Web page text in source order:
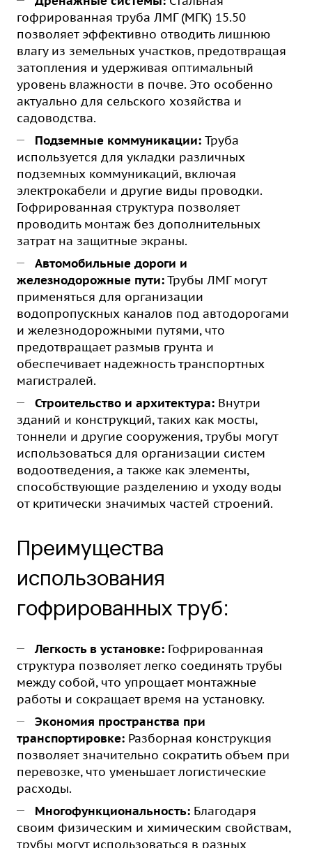
гофрированная труба ЛМГ (МГК) 15.50
позволяет эффективно отводить лишнюю
влагу из земельных участков, предотвращая
затопления и удерживая оптимальный
уровень влажности в почве. Это особенно
актуально для сельского хозяйства и
садоводства.
Подземные коммуникации: Труба
используется для укладки различных
подземных коммуникаций, включая
электрокабели и другие виды проводки.
Гофрированная структура позволяет
проводить монтаж без дополнительных
затрат на защитные экраны.
Автомобильные дороги и
железнодорожные пути:Трубы ЛМГ могут
применяться для организации
водопропускных каналов под автодорогами
и железнодорожными путями, что
предотвращает размыв грунта и
обеспечивает надежность транспортных
магистралей.
Строительство и архитектура: Внутри
зданий и конструкций, таких как мосты,
тоннели и другие сооружения, трубы могут
использоваться для организации систем
водоотведения, а также как элементы,
способствующие разделению и уходу воды
от критически значимых частей строений.
Преимущества
использования
гофрированных труб:
Легкость в установке: Гофрированная
структура позволяет легко соединять трубы
между собой, что упрощает монтажные
работы и сокращает время на установку.
Экономия пространства при
транспортировке: Разборная конструкция
позволяет значительно сократить объем при
перевозке, что уменьшает логистические
расходы.
Многофункциональность: Благодаря
своим физическим и химическим свойствам,
трубы могут использоваться в разных